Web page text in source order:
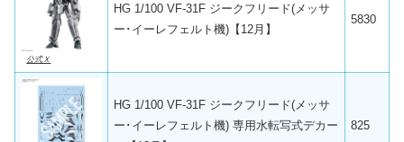
公式Ｘ
HG 1/100 VF-31F ジークフリード(メッサ
ー･イーレフェルト機)【12月】
5830
HG 1/100 VF-31F ジークフリード(メッサ
ー･イーレフェルト機) 専用水転写式デカー
825